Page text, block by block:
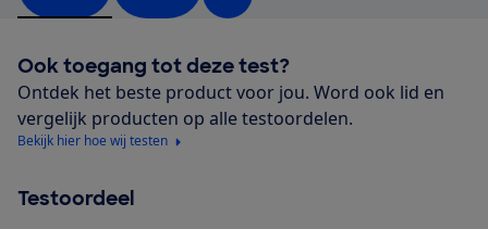
Ook toegang tot deze test?
Ontdek het beste product voor jou. Word ook lid en
vergelijk producten op alle testoordelen.
Bekijk hier hoe wij testen
Testoordeel